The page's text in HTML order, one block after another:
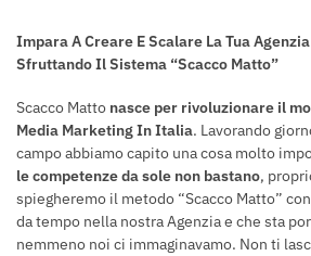
Impara A Creare E Scalare La Tua
Sfruttando Il Sistema “Scacco Matto”
Scacco Matto nasce per rivoluzionare il
Media Marketing In Italia. Lavorando
campo abbiamo capito una cosa molto
le competenze da sole non bastano,
spiegheremo il metodo “Scacco Matto”
da tempo nella nostra Agenzia e che sta
nemmeno noi ci immaginavamo. Non ti